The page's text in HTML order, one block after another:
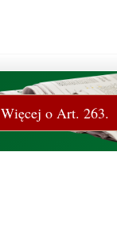
Więcej o Art. 263.